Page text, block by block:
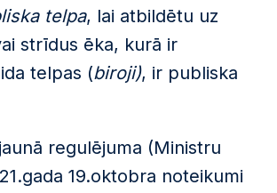
telpa, lai atbildētu uz
strīdus ēka, kurā ir
telpas (biroji), ir publiska
regulējuma (Ministru
19.oktobra noteikumi